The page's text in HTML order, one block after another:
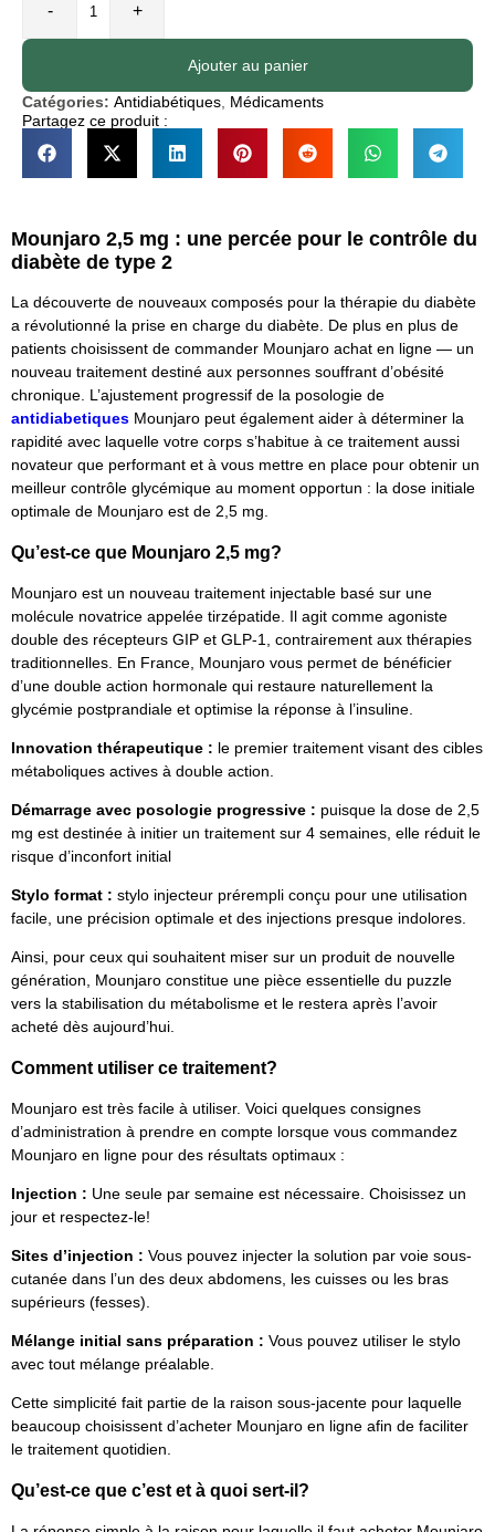
- +
Ajouter au panier
Catégories: Antidiabétiques Médicaments
Partagez ce produit :
Mounjaro 2,5 mg : une percée pour le contrôle du
diabète de type 2
La découverte de nouveaux composés pour la thérapie du diabète
a révolutionné la prise en charge du diabète. De plus en plus de
patients choisissent de commander Mounjaro achat en ligne — un
nouveau traitement destiné aux personnes souffrant d’obésité
chronique. L’ajustement progressif de la posologie de
antidiabetiques Mounjaro peut également aider à déterminer la
rapidité avec laquelle votre corps s’habitue à ce traitement aussi
novateur que performant et à vous mettre en place pour obtenir un
meilleur contrôle glycémique au moment opportun : la dose initiale
optimale de Mounjaro est de 2,5 mg.
Qu’est-ce que Mounjaro 2,5 mg?
Mounjaro est un nouveau traitement injectable basé sur une
molécule novatrice appelée tirzépatide. Il agit comme agoniste
double des récepteurs GIP et GLP-1, contrairement aux thérapies
traditionnelles. En France, Mounjaro vous permet de bénéficier
d’une double action hormonale qui restaure naturellement la
glycémie postprandiale et optimise la réponse à l’insuline.
Innovation thérapeutique : le premier traitement visant des cibles
métaboliques actives à double action.
Démarrage avec posologie progressive : puisque la dose de 2,5
mg est destinée à initier un traitement sur 4 semaines, elle réduit le
risque d’inconfort initial
Stylo format : stylo injecteur prérempli conçu pour une utilisation
facile, une précision optimale et des injections presque indolores.
Ainsi, pour ceux qui souhaitent miser sur un produit de nouvelle
génération, Mounjaro constitue une pièce essentielle du puzzle
vers la stabilisation du métabolisme et le restera après l’avoir
acheté dès aujourd’hui.
Comment utiliser ce traitement?
Mounjaro est très facile à utiliser. Voici quelques consignes
d’administration à prendre en compte lorsque vous commandez
Mounjaro en ligne pour des résultats optimaux :
Injection : Une seule par semaine est nécessaire. Choisissez un
jour et respectez-le!
Sites d’injection : Vous pouvez injecter la solution par voie sous-
cutanée dans l’un des deux abdomens, les cuisses ou les bras
supérieurs (fesses).
Mélange initial sans préparation : Vous pouvez utiliser le stylo
avec tout mélange préalable.
Cette simplicité fait partie de la raison sous-jacente pour laquelle
beaucoup choisissent d’acheter Mounjaro en ligne afin de faciliter
le traitement quotidien.
Qu’est-ce que c’est et à quoi sert-il?